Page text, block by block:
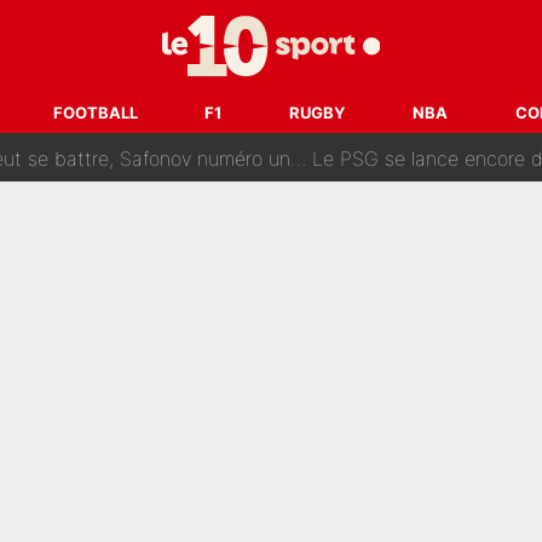
FOOTBALL F1 RUGBY NBA
est attaqué après son dérapage sur CNews : «Et lui, il prend
: Son transfert au PSG est annoncé en Espagne !
battre, Safonov numéro un… Le PSG se lance encore dans un gros